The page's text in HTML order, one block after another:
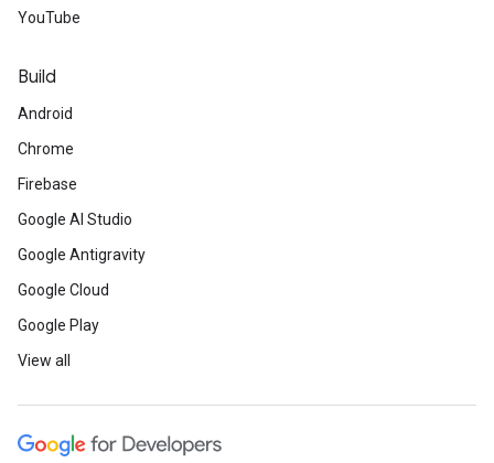
YouTube
Build
Android
Chrome
Firebase
Google AI Studio
Google Antigravity
Google Cloud
Google Play
View all